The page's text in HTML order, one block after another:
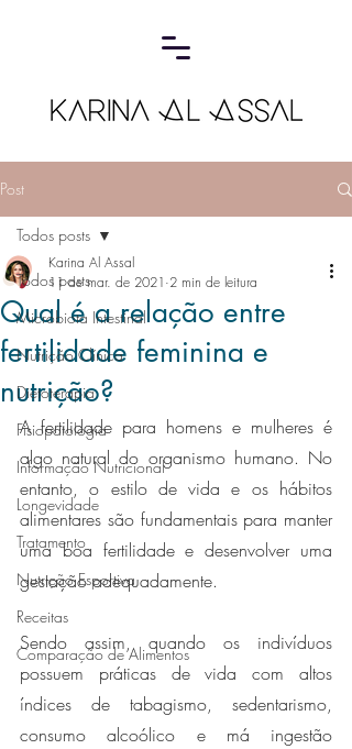
Post
Todos posts
Microbiota Intestinal
Nutrição Clínica
Dietoterapia
Fisiopatologia
Informação Nutricional
Longevidade
Tratamento
Nutrição Esportiva
Receitas
Comparação de Alimentos
Todos posts
Qual é a relação entre
fertilidade feminina e
nutrição?
Karina Al Assal
11 de mar. de 2021 2 min de leitura
A fertilidade para homens e mulheres é
algo natural do organismo humano. No
entanto, o estilo de vida e os hábitos
alimentares são fundamentais para manter
uma boa fertilidade e desenvolver uma
gestação adequadamente.
Sendo assim, quando os indivíduos
possuem práticas de vida com altos
índices de tabagismo, sedentarismo,
consumo alcoólico e má ingestão